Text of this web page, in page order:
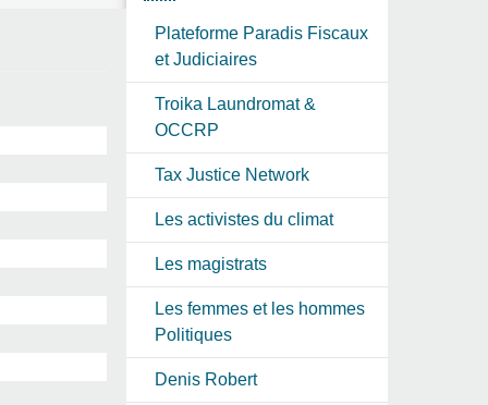
Plateforme Paradis Fiscaux
et Judiciaires
Troika Laundromat &
OCCRP
Tax Justice Network
Les activistes du climat
Les magistrats
Les femmes et les hommes
Politiques
Denis Robert